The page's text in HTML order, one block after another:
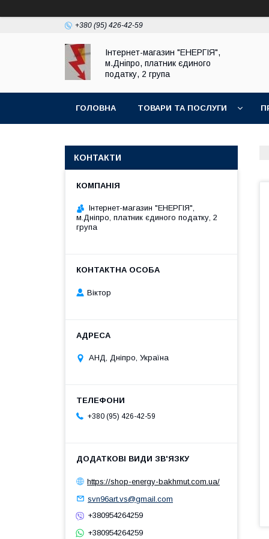
+380 (95) 426-42-59
Інтернет-магазин "ЕНЕРГІЯ",
м.Дніпро, платник єдиного
податку, 2 група
ГОЛОВНА ТОВАРИ ТА ПОСЛУГИ
КОНТАКТИ
Інтернет-магазин "ЕНЕРГІЯ",
м.Дніпро, платник єдиного податку, 2
група
Віктор
АНД, Дніпро, Україна
+380 (95) 426-42-59
https://shop-energy-bakhmut.com.ua/
svn96art.vs@gmail.com
+380954264259
+380954264259